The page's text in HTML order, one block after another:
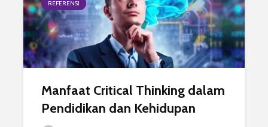
REFERENSI
Manfaat Critical Thinking dalam
Pendidikan dan Kehidupan